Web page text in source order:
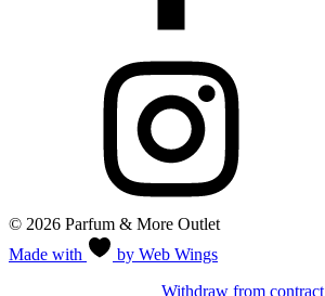
© 2026 Parfum & More Outlet
Made with
by Web Wings
Withdraw from contract